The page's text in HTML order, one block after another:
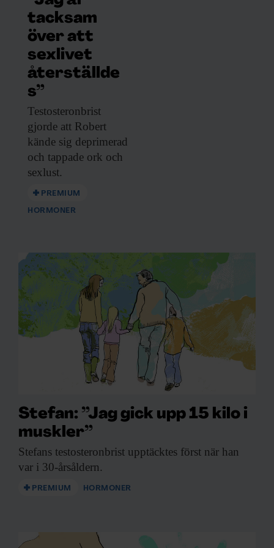
tacksam
över att
sexlivet
återställde
s”
Testosteronbrist
gjorde att Robert
kände sig deprimerad
och tappade ork och
sexlust.
PREMIUM
HORMONER
Stefan: ”Jag gick upp 15 kilo i
muskler”
Stefans testosteronbrist upptäcktes först när han
var i 30-årsåldern.
PREMIUM HORMONER